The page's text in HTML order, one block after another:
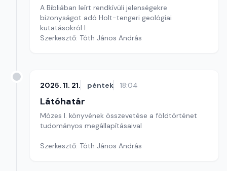
A Bibliában leírt rendkívüli jelenségekre
bizonyságot adó Holt-tengeri geológiai
kutatásokról I.
Szerkesztő: Tóth János András
2025. 11. 21. péntek 18:04
Látóhatár
Mózes I. könyvének összevetése a földtörténet
tudományos megállapításaival
Szerkesztő: Tóth János András